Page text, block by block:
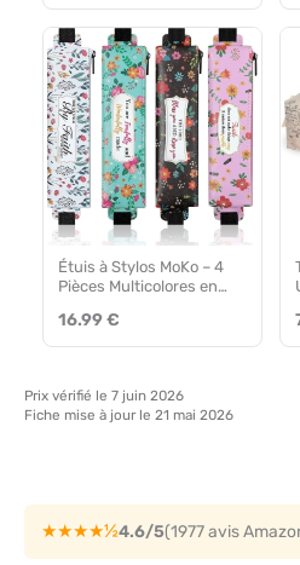
Étuis à Stylos MoKo – 4
Pièces Multicolores en
16.99 €
Prix vérifié le 7 juin 2026
Fiche mise à jour le 21 mai 2026
★★★★½4.6/5(1977 avis